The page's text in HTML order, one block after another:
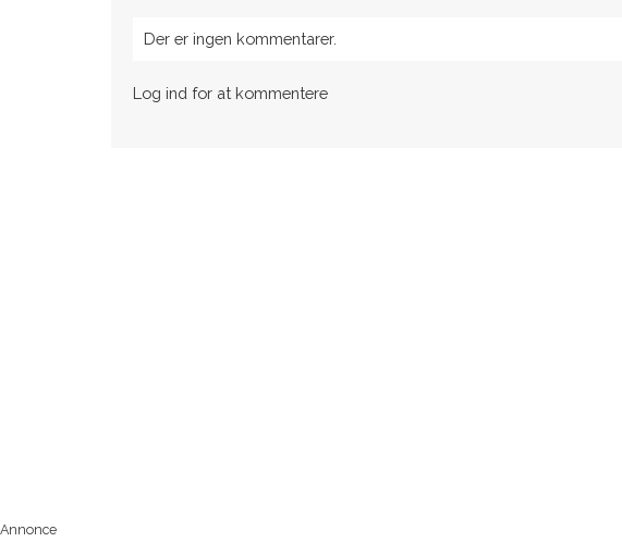
Der er ingen kommentarer.
Log ind for at kommentere
Annonce